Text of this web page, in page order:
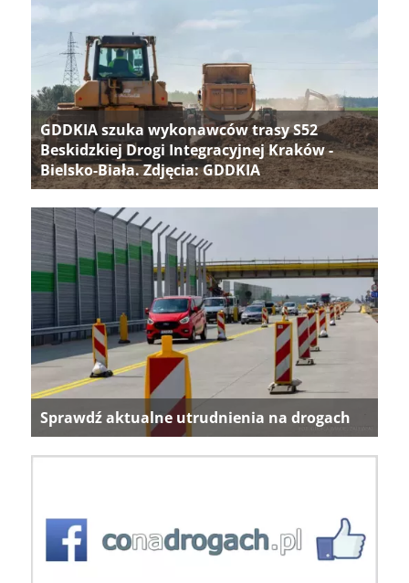
GDDKIA szuka wykonawców trasy S52
Beskidzkiej Drogi Integracyjnej Kraków -
Bielsko-Biała. Zdjęcia: GDDKIA
Sprawdź aktualne utrudnienia na drogach